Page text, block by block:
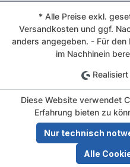
* Alle Preise exkl.
Versandkosten und ggf.
anders angegeben. - Für
im Nachhinein
Realisiert
Diese Website verwendet
Erfahrung bieten zu
Nur technisch
Alle